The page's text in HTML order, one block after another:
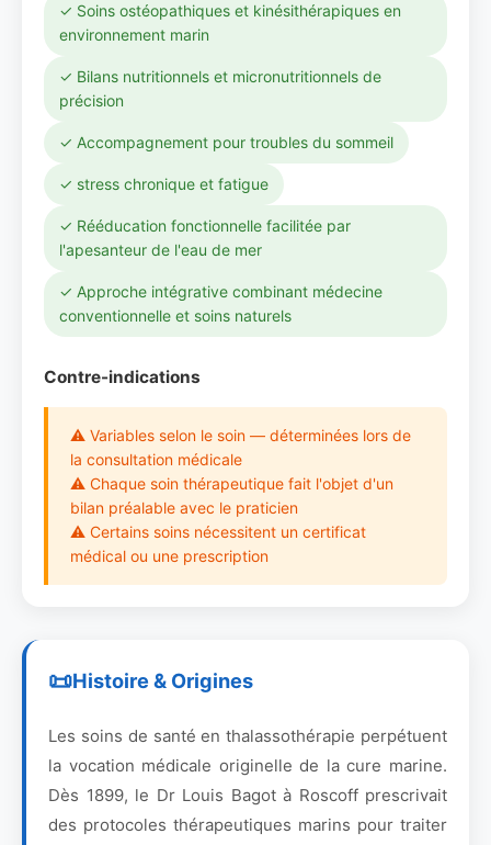
✓ Soins ostéopathiques et kinésithérapiques en
environnement marin
✓ Bilans nutritionnels et micronutritionnels de
précision
✓ Accompagnement pour troubles du sommeil
✓ stress chronique et fatigue
✓ Rééducation fonctionnelle facilitée par
l'apesanteur de l'eau de mer
✓ Approche intégrative combinant médecine
conventionnelle et soins naturels
Contre-indications
⚠ Variables selon le soin — déterminées lors de
la consultation médicale
⚠ Chaque soin thérapeutique fait l'objet d'un
bilan préalable avec le praticien
⚠ Certains soins nécessitent un certificat
médical ou une prescription
Histoire & Origines
Les soins de santé en thalassothérapie perpétuent
la vocation médicale originelle de la cure marine.
Dès 1899, le Dr Louis Bagot à Roscoff prescrivait
des protocoles thérapeutiques marins pour traiter